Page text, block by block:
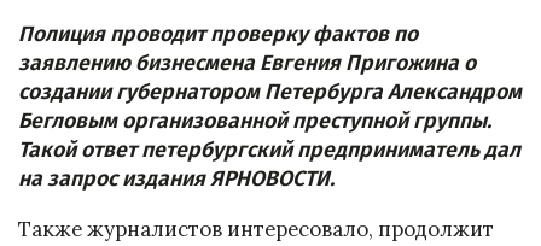
Полиция проводит проверку фактов по
заявлению бизнесмена Евгения Пригожина о
создании губернатором Петербурга Александром
Бегловым организованной преступной группы.
Такой ответ петербургский предприниматель дал
на запрос издания ЯРНОВОСТИ.
Также журналистов интересовало, продолжит